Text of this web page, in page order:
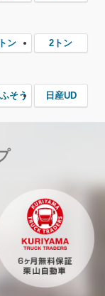
ン 2トン
そう 日産UD